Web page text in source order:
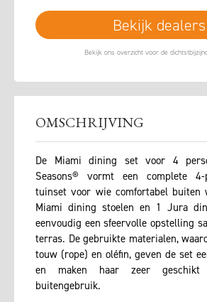
Bekijk dealers
OMSCHRIJVING
De Miami dining set voor 4
Seasons® vormt een complete 4-
tuinset voor wie comfortabel
Miami dining stoelen en 1 Jura
eenvoudig een sfeervolle opstelling
terras. De gebruikte materialen,
touw (rope) en oléfin, geven de set
en maken haar zeer geschikt
buitengebruik.